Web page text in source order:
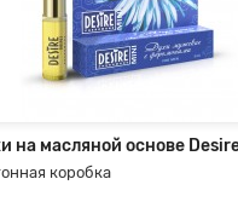
на масляной основе
коробка